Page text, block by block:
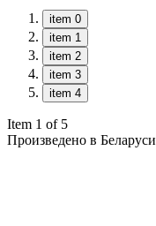
item 0
item 1
item 2
item 3
item 4
Item 1 of 5
Произведено в Беларуси